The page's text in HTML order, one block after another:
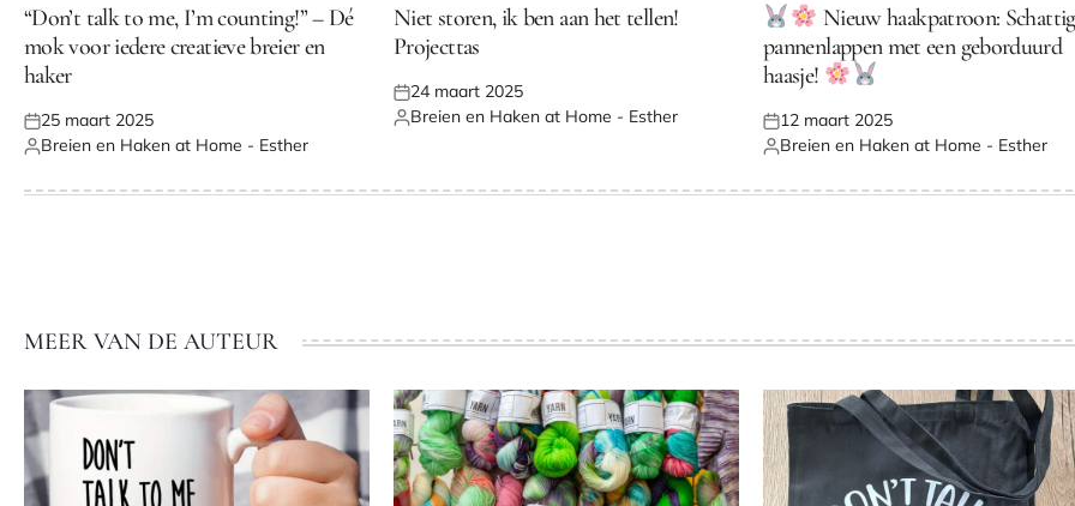
IN
“Don’t talk to me, I’m counting!” – Dé
mok voor iedere creatieve breier en
haker
Geplaatst
op
25 maart 2025
Geplaatst
Breien en Haken at Home - Esther
IN
Niet storen, ik ben aan het tellen!
Projecttas
Geplaatst
op
24 maart 2025
Geplaatst
Breien en Haken at Home - Esther
IN
Nieuw haakpatroon:
pannenlappen met een geborduurd
haasje!
Geplaatst
op
12 maart 2025
Geplaatst
Breien en Haken at Home - Esther
MEER VAN DE AUTEUR